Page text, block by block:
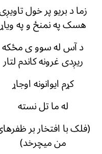
زما د بریو پر خول
هسک په نمنځ و په ویاړ
د آس له سوو ی مځکه
ریږدی غرونه کاندم لتار
کړم ایوانونه اوجاړ
له ما تل نسته
(فلک با افتخار بر
من میچرخد)